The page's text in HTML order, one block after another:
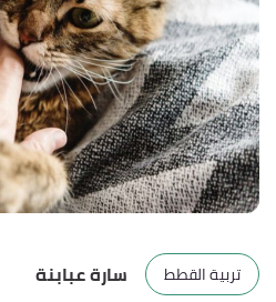
تربية القطط
سارة عبابنة